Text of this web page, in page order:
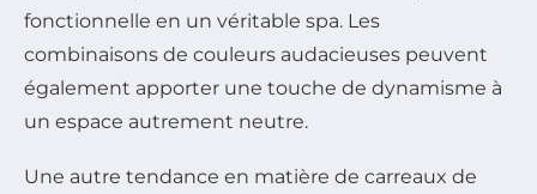
fonctionnelle en un véritable spa. Les
combinaisons de couleurs audacieuses peuvent
également apporter une touche de dynamisme à
un espace autrement neutre.
Une autre tendance en matière de carreaux de